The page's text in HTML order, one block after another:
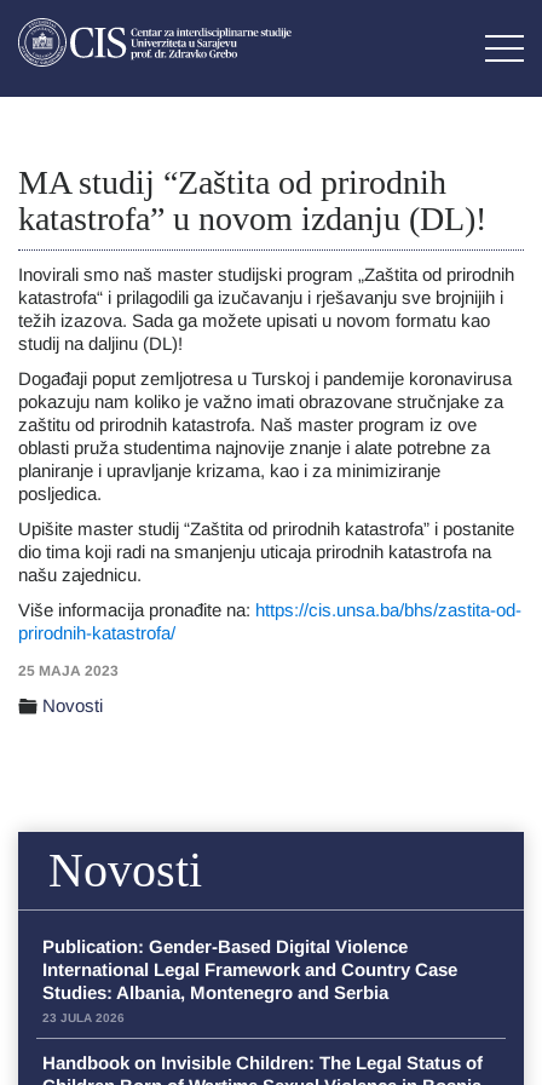
MA studij “Zaštita od prirodnih
katastrofa” u novom izdanju (DL)!
Inovirali smo naš master studijski program „Zaštita od prirodnih
katastrofa“ i prilagodili ga izučavanju i rješavanju sve brojnijih i
težih izazova. Sada ga možete upisati u novom formatu kao
studij na daljinu (DL)!
Događaji poput zemljotresa u Turskoj i pandemije koronavirusa
pokazuju nam koliko je važno imati obrazovane stručnjake za
zaštitu od prirodnih katastrofa. Naš master program iz ove
oblasti pruža studentima najnovije znanje i alate potrebne za
planiranje i upravljanje krizama, kao i za minimiziranje
posljedica.
Upišite master studij “Zaštita od prirodnih katastrofa” i postanite
dio tima koji radi na smanjenju uticaja prirodnih katastrofa na
našu zajednicu.
Više informacija pronađite na: https://cis.unsa.ba/bhs/zastita-od-
prirodnih-katastrofa/
25 MAJA 2023
Novosti
Novosti
Publication: Gender-Based Digital Violence
International Legal Framework and Country Case
Studies: Albania, Montenegro and Serbia
23 JULA 2026
Handbook on Invisible Children: The Legal Status of